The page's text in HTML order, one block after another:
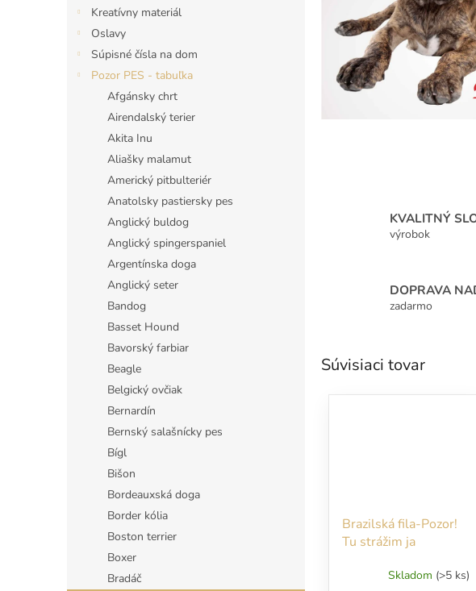
Kreatívny materiál
Oslavy
Súpisné čísla na dom
Pozor PES - tabuľka
Afgánsky chrt
Airendalský terier
Akita Inu
Aliašky malamut
Americký pitbulteriér
Anatolsky pastiersky pes
Anglický buldog
Anglický spingerspaniel
Argentínska doga
Anglický seter
Bandog
Basset Hound
Bavorský farbiar
Beagle
Belgický ovčiak
Bernardín
Bernský salašnícky pes
Bígl
Bišon
Bordeauxská doga
Border kólia
Boston terrier
Boxer
Bradáč
KVALITNÝ
výrobok
DOPRAVA
zadarmo
Súvisiaci tovar
Brazilská fila-Pozor!
Tu strážim ja
Skladom (>5 ks)